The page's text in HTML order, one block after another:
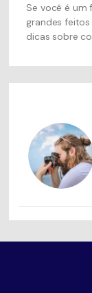
Se você é um
grandes
dicas sobre